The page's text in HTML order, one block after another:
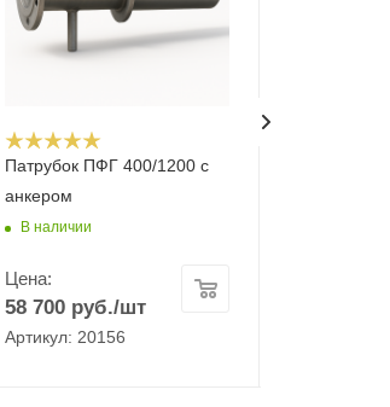
Патрубок ПФГ 400/1200 с
анкером
В наличии
Цена:
58 700 руб./шт
Артикул: 20156